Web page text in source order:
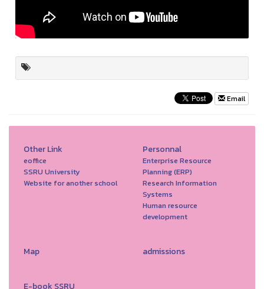
Email
Other Link
eoffice
SSRU University
Website for another school
Personnal
Enterprise Resource
Planning (ERP)
Research Information
Systems
Human resource
development
Map admissions
E-book SSRU